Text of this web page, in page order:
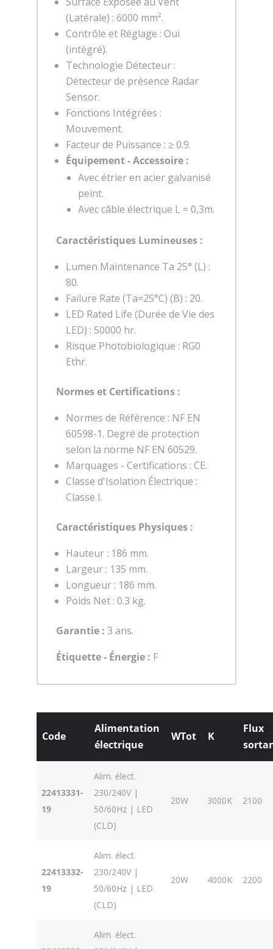
(Latérale) : 6000 mm².
Contrôle et Réglage : Oui
(intégré).
Technologie Détecteur :
Détecteur de présence Radar
Sensor.
Fonctions Intégrées :
Mouvement.
Facteur de Puissance : ≥ 0.9.
Équipement - Accessoire :
Avec étrier en acier galvanisé
peint.
Avec câble électrique L = 0,3m.
Caractéristiques Lumineuses :
Lumen Maintenance Ta 25° (L) :
80.
Failure Rate (Ta=25°C) (B) : 20.
LED Rated Life (Durée de Vie des
LED) : 50000 hr.
Risque Photobiologique : RG0
Ethr.
Normes et Certifications :
Normes de Référence : NF EN
60598-1. Degré de protection
selon la norme NF EN 60529.
Marquages - Certifications : CE.
Classe d'Isolation Électrique :
Classe I.
Caractéristiques Physiques :
Hauteur : 186 mm.
Largeur : 135 mm.
Longueur : 186 mm.
Poids Net : 0.3 kg.
Garantie : 3 ans.
Étiquette - Énergie : F
Code
Alimentation
électrique
WTot K
Flux
22413331-
19
Alim. élect.
230/240V |
50/60Hz | LED
(CLD)
20W 3000K 2100
22413332-
19
Alim. élect.
230/240V |
50/60Hz | LED
(CLD)
20W 4000K 2200
Alim. élect.